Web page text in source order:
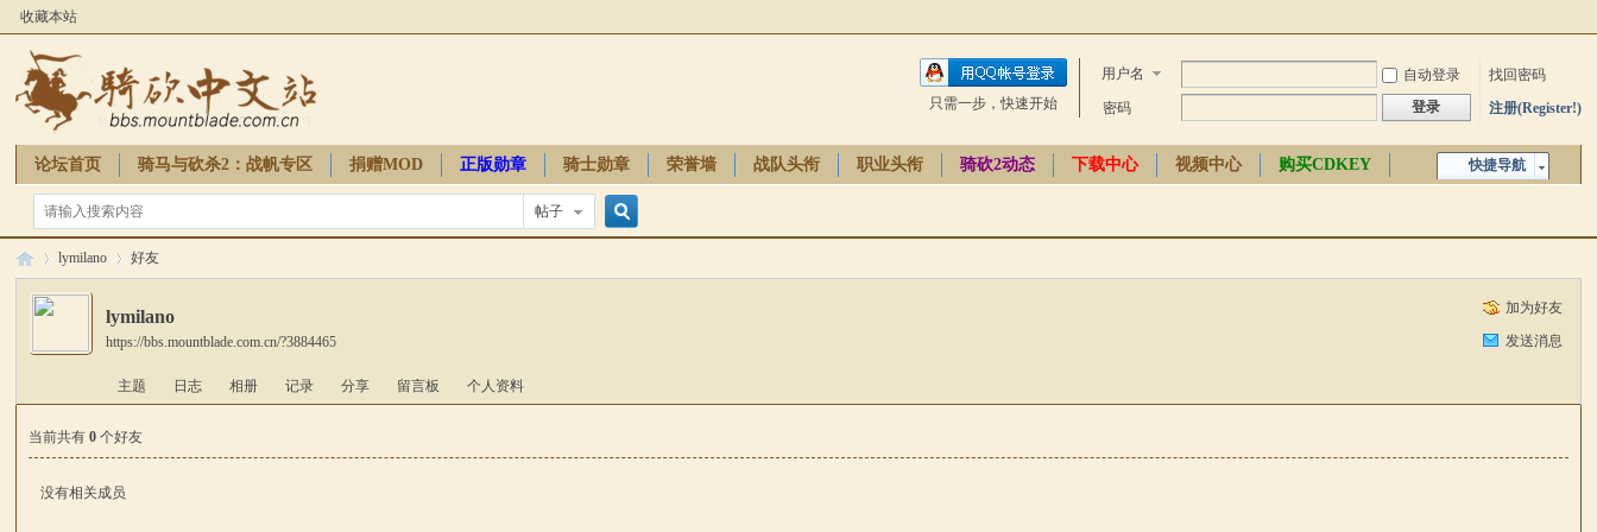
收藏本站
用户名 自动登录
找回密码
密码
登录 注册(Register!)
只需一步，快速开始
快捷导航
论坛首页 骑马与砍杀2：战帆专区 捐赠MOD 正版勋章 骑士勋章 荣誉墙 战队头衔 职业头衔 骑砍2动态 下载中心 视频中心
购买CDKEY
骑砍周边
帖子
›
lymilano 好友
加为好友
发送消息
lymilano
https://bbs.mountblade.com.cn/?3884465
主题 日志 相册 记录 分享 留言板 个人资料
当前共有0 个好友
没有相关成员